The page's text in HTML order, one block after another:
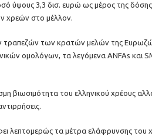
ύψους 3,3 δισ. ευρώ ως μέρος της
χρεών στο μέλλον.
των κρατών μελών της
ομολόγων, τα λεγόμενα ANFAs και
βιωσιμότητα του ελληνικού χρέους
λεπτομερώς τα μέτρα ελάφρυνσης του